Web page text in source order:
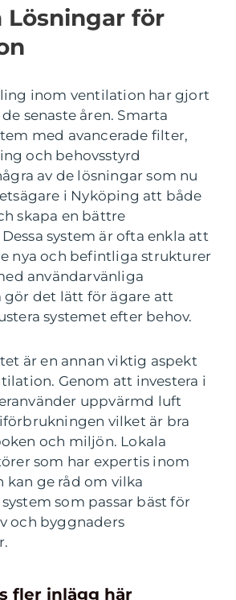
Lösningar för
inom ventilation har gjort
senaste åren. Smarta
med avancerade filter,
och behovsstyrd
av de lösningar som nu
i Nyköping att både
skapa en bättre
system är ofta enkla att
nya och befintliga strukturer
användarvänliga
gör det lätt för ägare att
systemet efter behov.
är en annan viktig aspekt
Genom att investera i
uppvärmd luft
vilket är bra
och miljön. Lokala
som har expertis inom
kan ge råd om vilka
som passar bäst för
och byggnaders
fler inlägg här